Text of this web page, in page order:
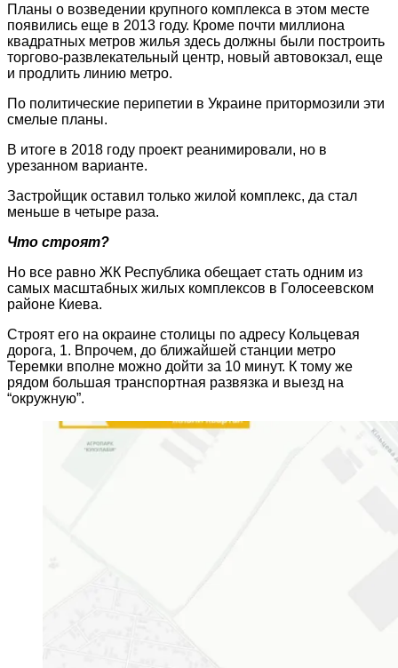
Планы о возведении крупного комплекса в этом месте
появились еще в 2013 году. Кроме почти миллиона
квадратных метров жилья здесь должны были построить
торгово-развлекательный центр, новый автовокзал, еще
и продлить линию метро.
По политические перипетии в Украине притормозили эти
смелые планы.
В итоге в 2018 году проект реанимировали, но в
урезанном варианте.
Застройщик оставил только жилой комплекс, да стал
меньше в четыре раза.
Что строят?
Но все равно ЖК Республика обещает стать одним из
самых масштабных жилых комплексов в Голосеевском
районе Киева.
Строят его на окраине столицы по адресу Кольцевая
дорога, 1. Впрочем, до ближайшей станции метро
Теремки вполне можно дойти за 10 минут. К тому же
рядом большая транспортная развязка и выезд на
“окружную”.